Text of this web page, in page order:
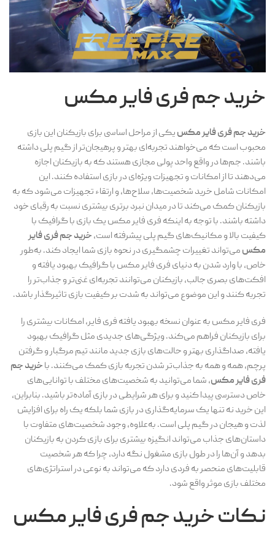
خرید جم فری فایر مکس
خرید جم فری فایر مکسیکی از مراحل اساسی برای بازیکنان این بازی
محبوب است که می‌خواهند تجربه‌ای بهتر و پرهیجان‌تر از گیم پلی داشته
باشند. جم‌ها در واقع واحد پولی مجازی هستند که به بازیکنان اجازه
می‌دهند تا از امکانات و تجهیزات ویژه‌ای در بازی استفاده کنند. این
امکانات شامل خرید شخصیت‌ها، سلاح‌ها، و ارتقاء تجهیزات می‌شود که به
بازیکنان کمک می‌کند تا در میدان نبرد برتری بیشتری نسبت به رقبای خود
داشته باشند. با توجه به اینکه فری فایر مکس یک بازی با گرافیک با
کیفیت بالا و مکانیک‌های گیم پلی پیشرفته است،خرید جم فری فایر
مکسمی‌تواند تغییرات چشمگیری در نحوه بازی شما ایجاد کند. به‌طور
خاص، با وارد شدن به دنیای فری فایر مکس با گرافیک بهبود یافته و
افکت‌های بصری جالب، بازیکنان می‌توانند تجربه‌ای غنی‌تر و جذاب‌تر را
تجربه کنند و این موضوع می‌تواند به شدت بر کیفیت بازی تاثیرگذار باشد.
فری فایر مکس به عنوان نسخه بهبود یافته فری فایر، امکانات بیشتری را
برای بازیکنان فراهم می‌کند. ویژگی‌های جدیدی مثل گرافیک بهبود
یافته، صداگذاری بهتر و حالت‌های بازی جدید مانند تیم مرگبار و گرفتن
پرچم، همه و همه به جذاب‌تر شدن تجربه بازی کمک می‌کنند. باخرید جم
فری فایر مکس، شما می‌توانید به شخصیت‌های مختلف با توانایی‌های
خاص دسترسی پیدا کنید و برای هر شرایطی در بازی آماده‌تر باشید. بنابراین،
این خرید نه تنها یک سرمایه‌گذاری در بازی شما بلکه یک راه برای افزایش
لذت و هیجان در گیم پلی است. به‌علاوه، وجود شخصیت‌های متفاوت با
داستان‌های جذاب می‌تواند انگیزه بیشتری برای بازی کردن به بازیکنان
بدهد و آن‌ها را در طول بازی مشغول نگه دارد، چرا که هر شخصیت
قابلیت‌های منحصر به فردی دارد که می‌تواند به نوعی در استراتژی‌های
مختلف بازی موثر واقع شود.
نکاتخرید جم فری فایر مکس